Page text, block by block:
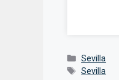
Categorías
Sevilla
Etiquetas
Sevilla